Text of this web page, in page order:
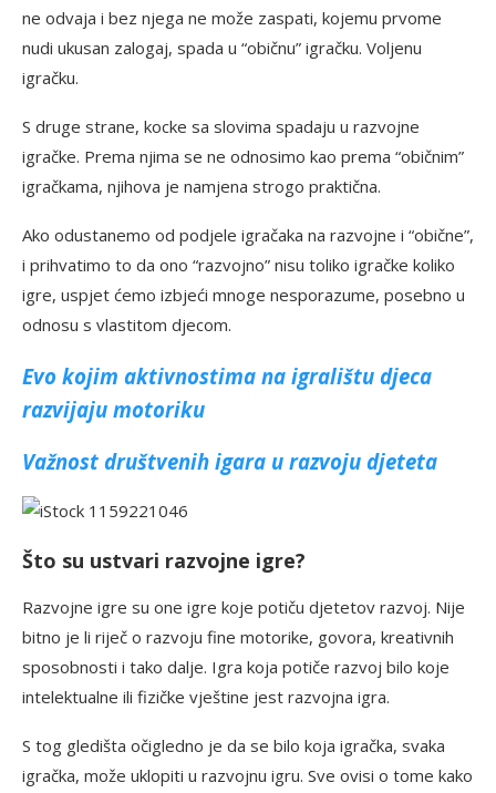
ne odvaja i bez njega ne može zaspati, kojemu prvome
nudi ukusan zalogaj, spada u “običnu” igračku. Voljenu
igračku.
S druge strane, kocke sa slovima spadaju u razvojne
igračke. Prema njima se ne odnosimo kao prema “običnim”
igračkama, njihova je namjena strogo praktična.
Ako odustanemo od podjele igračaka na razvojne i “obične”,
i prihvatimo to da ono “razvojno” nisu toliko igračke koliko
igre, uspjet ćemo izbjeći mnoge nesporazume, posebno u
odnosu s vlastitom djecom.
Evo kojim aktivnostima na igralištu djeca
razvijaju motoriku
Važnost društvenih igara u razvoju djeteta
Što su ustvari razvojne igre?
Razvojne igre su one igre koje potiču djetetov razvoj. Nije
bitno je li riječ o razvoju fine motorike, govora, kreativnih
sposobnosti i tako dalje. Igra koja potiče razvoj bilo koje
intelektualne ili fizičke vještine jest razvojna igra.
S tog gledišta očigledno je da se bilo koja igračka, svaka
igračka, može uklopiti u razvojnu igru. Sve ovisi o tome kako